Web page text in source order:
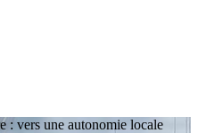
: vers une autonomie locale